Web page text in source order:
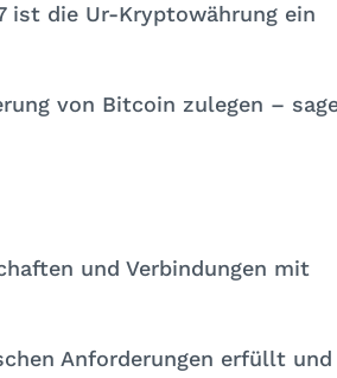
ist die Ur-Kryptowährung ein
von Bitcoin zulegen –
und Verbindungen mit
Anforderungen erfüllt und